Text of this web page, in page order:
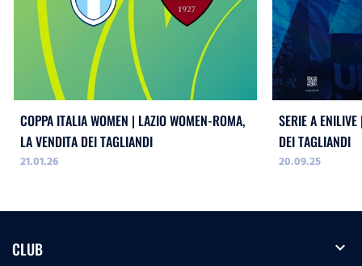
COPPA ITALIA WOMEN | LAZIO WOMEN-ROMA,
LA VENDITA DEI TAGLIANDI
21.01.26
SERIE A
DEI TAGLIANDI
20.09.25
CLUB expand_more